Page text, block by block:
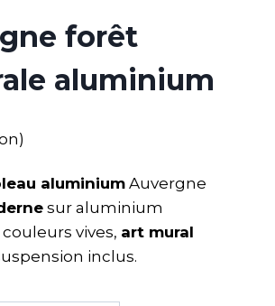
forêt
aluminium
aluminiumAuvergne
sur aluminium
vives, art mural
inclus.